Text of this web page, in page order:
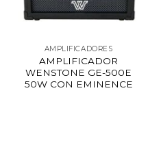
AMPLIFICADORES
AMPLIFICADOR
WENSTONE GE-500E
50W CON EMINENCE